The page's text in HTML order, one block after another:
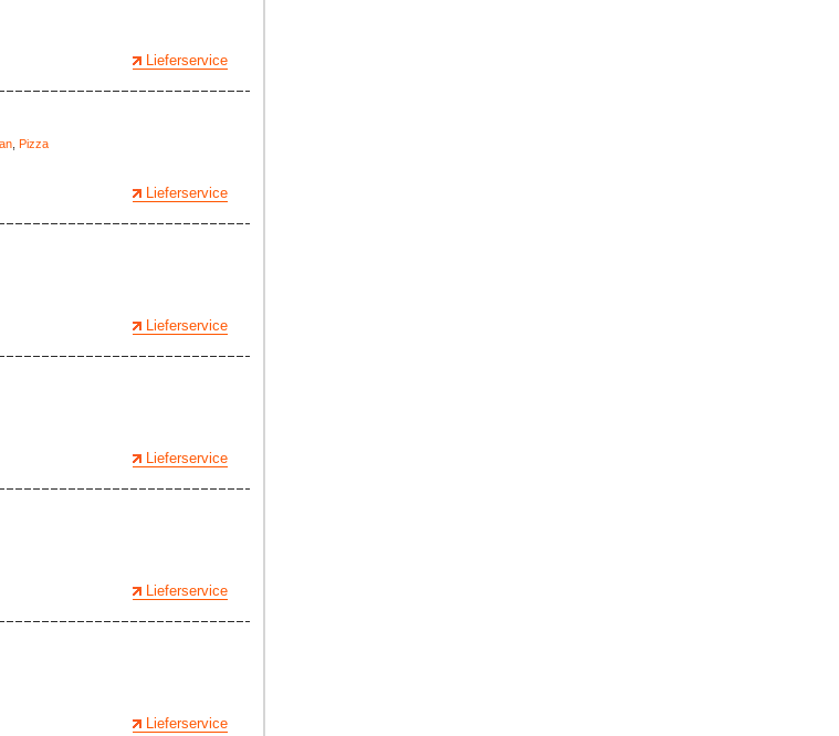
Lieferservice
Pizza
Lieferservice
Lieferservice
Lieferservice
Lieferservice
Lieferservice